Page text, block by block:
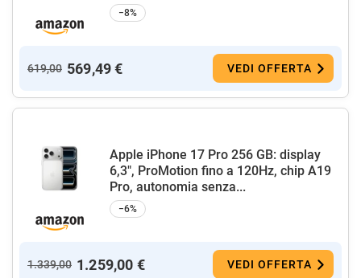
−8%
619,00 569,49 € VEDI OFFERTA
Apple iPhone 17 Pro 256 GB: display
6,3", ProMotion fino a 120Hz, chip A19
Pro, autonomia senza...
−6%
1.339,00 1.259,00 € VEDI OFFERTA